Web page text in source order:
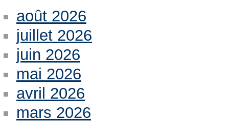
août 2026
juillet 2026
juin 2026
mai 2026
avril 2026
mars 2026